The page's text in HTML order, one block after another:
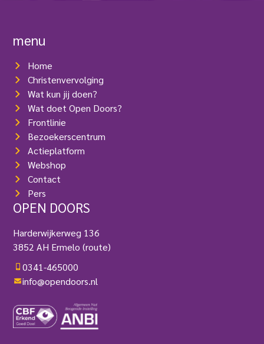
)e
s
t
menu
Home
Christenvervolging
Wat kun jij doen?
Wat doet Open Doors?
Frontlinie
Bezoekerscentrum
Actieplatform
Webshop
Contact
Pers
OPEN DOORS
Harderwijkerweg 136
3852 AH Ermelo(route)
0341-465000
info@opendoors.nl